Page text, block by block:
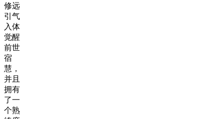
修远
引气
入体
觉醒
前世
宿
慧，
并且
拥有
了一
个熟